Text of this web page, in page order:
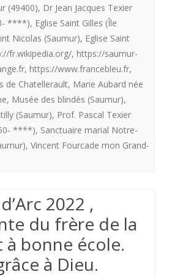
Bouchard
(37220)
(49400), Dr Jean Jacques Texier
****), Eglise Saint Gilles (Île
Nicolas (Saumur), Eglise Saint
fr.wikipedia.org/, https://saumur-
, https://www.francebleu.fr,
de Chatellerault, Marie Aubard née
, Musée des blindés (Saumur),
(Saumur), Prof. Pascal Texier
****), Sanctuaire marial Notre-
, Vincent Fourcade mon Grand-
2022 ,
du frère de la
à bonne école.
à Dieu.